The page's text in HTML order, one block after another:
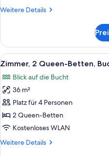
Weitere Details
Weitere
1 King-
Bett
Alle
Fotos
für
Zimmer,
2 Queen-
Betten,
Buchtblick
23
Zimmer, 2 Queen-Betten,
Blick auf die Bucht
36 m²
Platz für 4 Personen
2 Queen-Betten
Kostenloses WLAN
Weitere Details
Weitere